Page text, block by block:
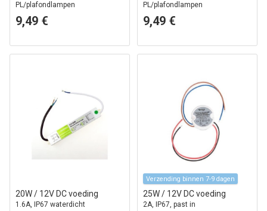
PL/plafondlampen
9,49 €
PL/plafondlampen
9,49 €
20W / 12V DC voeding
1.6A, IP67 waterdicht
Verzending binnen 7-9 dagen
25W / 12V DC voeding
2A, IP67, past in